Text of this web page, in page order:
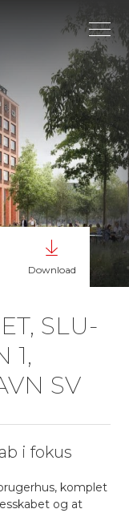
Download
SLU­
1,
SV
i fokus
komplet
og at